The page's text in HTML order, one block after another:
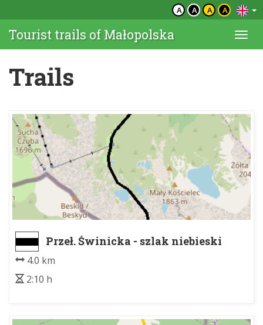
A A A A
Tourist trails of Małopolska
Trails
Przeł. Świnicka - szlak niebieski
4.0 km
2:10 h